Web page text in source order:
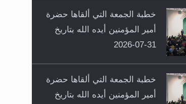
خطبة الجمعة التي ألقاها حضرة
أمير المؤمنين أيده الله بتاريخ
31-07-2026
خطبة الجمعة التي ألقاها حضرة
أمير المؤمنين أيده الله بتاريخ